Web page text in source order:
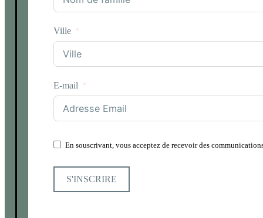
Ville
E-mail
En souscrivant, vous acceptez de recevoir des
S'INSCRIRE